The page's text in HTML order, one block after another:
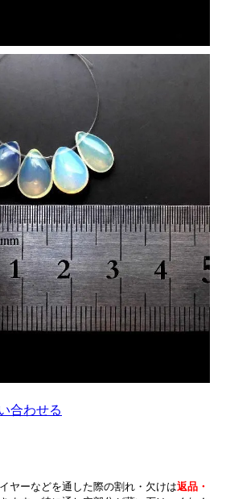
合わせる
ヤーなどを通した際の割れ・欠けは返品・